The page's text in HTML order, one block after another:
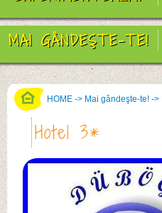
MAI GÂNDEŞTE-TE!
HOME-> Mai gândeşte-te!->
Hotel 3*